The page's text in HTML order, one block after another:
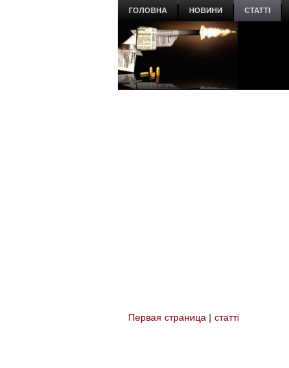
ГОЛОВНА НОВИНИ СТАТТІ
You are here
Первая страница | статті